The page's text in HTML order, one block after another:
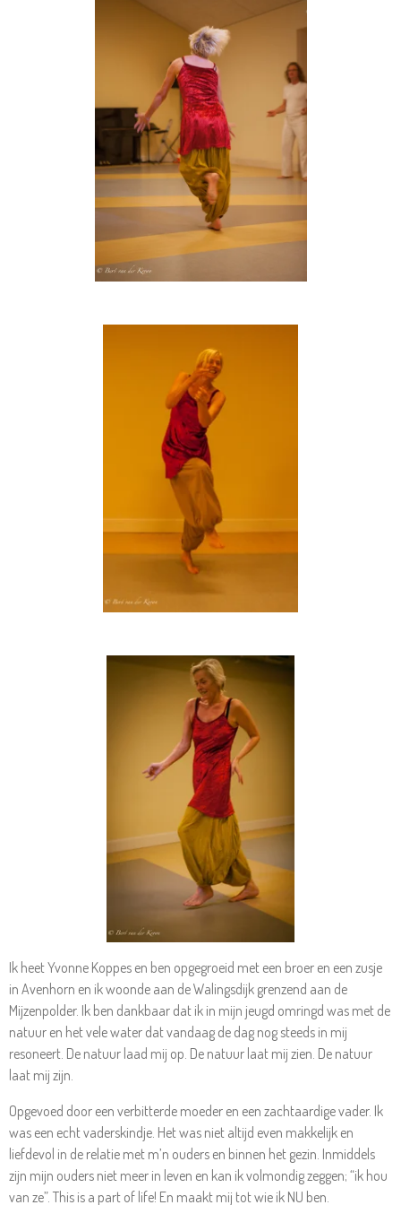
Ik heet Yvonne Koppes en ben opgegroeid met een broer en een zusje
in Avenhorn en ik woonde aan de Walingsdijk grenzend aan de
Mijzenpolder. Ik ben dankbaar dat ik in mijn jeugd omringd was met de
natuur en het vele water dat vandaag de dag nog steeds in mij
resoneert. De natuur laad mij op. De natuur laat mij zien. De natuur
laat mij zijn.
Opgevoed door een verbitterde moeder en een zachtaardige vader. Ik
was een echt vaderskindje. Het was niet altijd even makkelijk en
liefdevol in de relatie met m’n ouders en binnen het gezin. Inmiddels
zijn mijn ouders niet meer in leven en kan ik volmondig zeggen; “ik hou
van ze”. This is a part of life! En maakt mij tot wie ik NU ben.